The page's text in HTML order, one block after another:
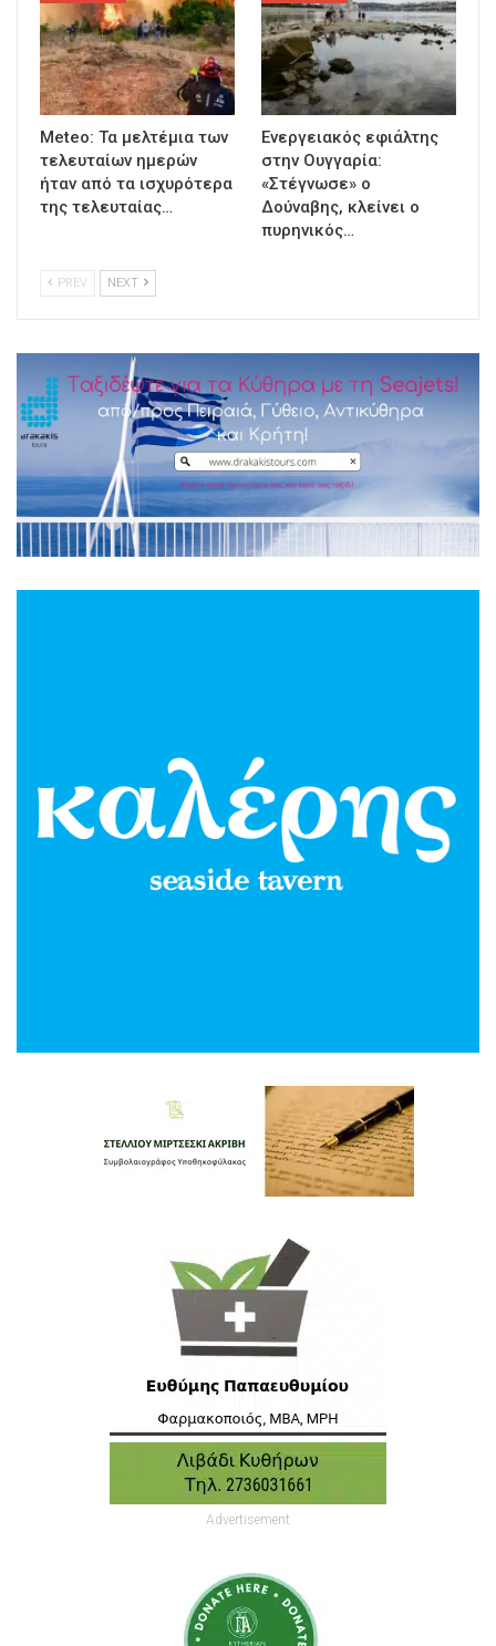
Meteo: Τα μελτέμια των
τελευταίων ημερών
ήταν από τα ισχυρότερα
της τελευταίας…
Ενεργειακός εφιάλτης
στην Ουγγαρία:
«Στέγνωσε» ο
Δούναβης, κλείνει ο
πυρηνικός…
PREV NEXT
Advertisement